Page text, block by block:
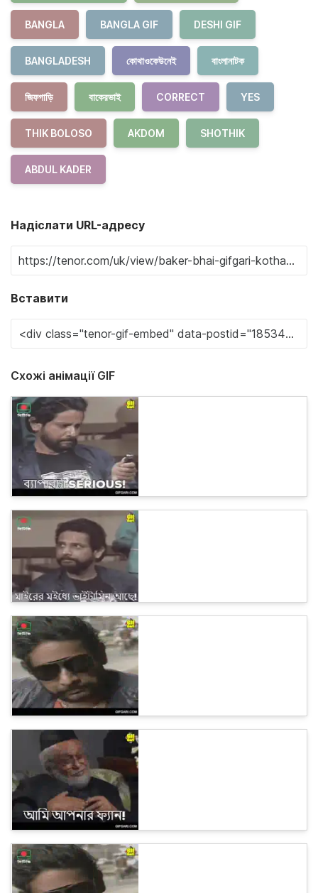
BANGLA BANGLA GIF DESHI GIF
BANGLADESH কোথাওকেউনেই বাংলানাটক
জিফগাড়ি বাকেরভাই CORRECT YES
THIK BOLOSO AKDOM SHOTHIK
ABDUL KADER
Надіслати URL-адресу
Вставити
Схожі анімації GIF